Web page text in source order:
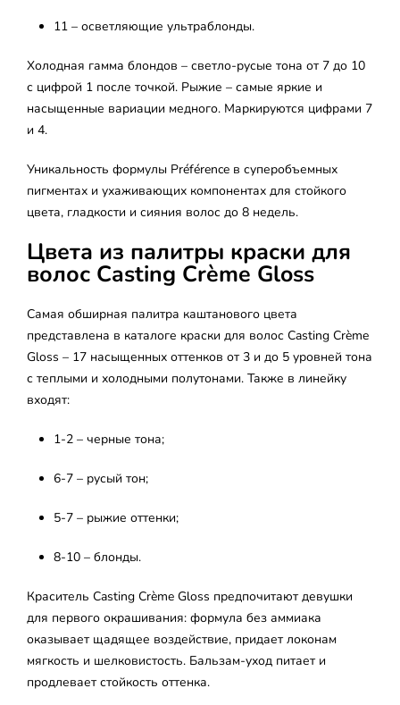
11 – осветляющие ультраблонды.
Холодная гамма блондов – светло-русые тона от 7 до 10
с цифрой 1 после точкой. Рыжие – самые яркие и
насыщенные вариации медного. Маркируются цифрами 7
и 4.
Уникальность формулы Préférence в суперобъемных
пигментах и ухаживающих компонентах для стойкого
цвета, гладкости и сияния волос до 8 недель.
Цвета из палитры краски для
волос Casting Crème Gloss
Самая обширная палитра каштанового цвета
представлена в каталоге краски для волос Casting Crème
Gloss – 17 насыщенных оттенков от 3 и до 5 уровней тона
с теплыми и холодными полутонами. Также в линейку
входят:
1-2 – черные тона;
6-7 – русый тон;
5-7 – рыжие оттенки;
8-10 – блонды.
Краситель Casting Crème Gloss предпочитают девушки
для первого окрашивания: формула без аммиака
оказывает щадящее воздействие, придает локонам
мягкость и шелковистость. Бальзам-уход питает и
продлевает стойкость оттенка.